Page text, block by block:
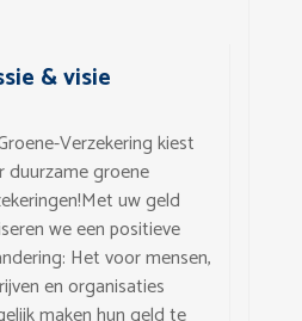
& visie
Verzekering kiest
duurzame groene
Met uw geld
we een positieve
Het voor mensen,
en organisaties